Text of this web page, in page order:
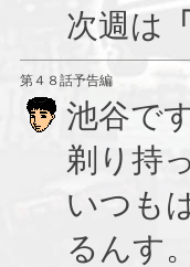
次週は
第４８話予告編
池谷で
剃り持
いつも
るんす。